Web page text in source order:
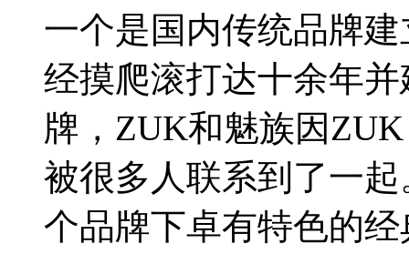
一个是国内传统品牌
经摸爬滚打达十余年
牌，ZUK和魅族因
被很多人联系到了一
个品牌下卓有特色的